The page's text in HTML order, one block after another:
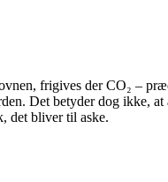
frigives der CO₂ –
Det betyder dog ikke,
det bliver til aske.